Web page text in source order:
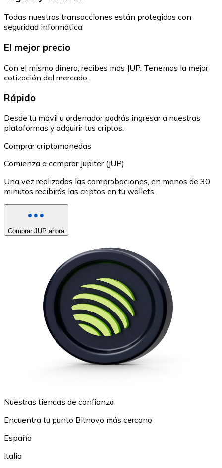
Todas nuestras transacciones están protegidas con
seguridad informática.
El mejor precio
Con el mismo dinero, recibes más JUP. Tenemos la mejor
cotización del mercado.
Rápido
Desde tu móvil u ordenador podrás ingresar a nuestras
plataformas y adquirir tus criptos.
Comprar criptomonedas
Comienza a comprar Jupiter (JUP)
Una vez realizadas las comprobaciones, en menos de 30
minutos recibirás las criptos en tu wallets.
Comprar JUP ahora
Nuestras tiendas de confianza
Encuentra tu punto Bitnovo más cercano
España
Italia